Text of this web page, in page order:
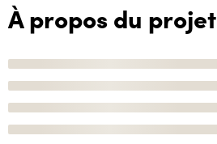
À propos du projet